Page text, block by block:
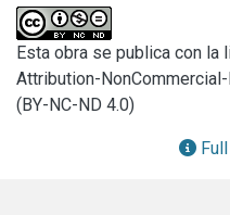
herramientas básicas para
contribuyen a la innovación
se evalúa el impacto de
en este contexto socio-
Esta obra se publica con la
Attribution-
(BY-NC-ND 4.0)
Full